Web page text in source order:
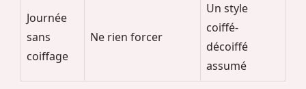
Journée
sans
coiffage
Ne rien forcer
Un style
coiffé-
décoiffé
assumé